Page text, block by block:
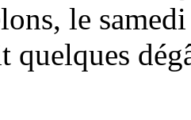
le
quelques